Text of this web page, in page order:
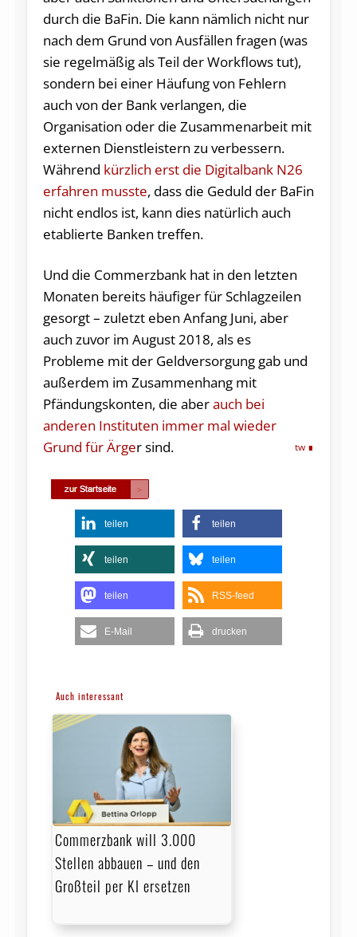
durch die BaFin. Die kann nämlich nicht nur
nach dem Grund von Ausfällen fragen (was
sie regelmäßig als Teil der Workflows tut),
sondern bei einer Häufung von Fehlern
auch von der Bank verlangen, die
Organisation oder die Zusammenarbeit mit
externen Dienstleistern zu verbessern.
Während kürzlich erst die Digitalbank N26
erfahren musste, dass die Geduld der BaFin
nicht endlos ist, kann dies natürlich auch
etablierte Banken treffen.
Und die Commerzbank hat in den letzten
Monaten bereits häufiger für Schlagzeilen
gesorgt – zuletzt eben Anfang Juni, aber
auch zuvor im August 2018, als es
Probleme mit der Geldversorgung gab und
außerdem im Zusammenhang mit
Pfändungskonten, die aberauch bei
anderen Instituten immer mal wieder
Grund für Ärger sind. tw
teilen teilen
teilen teilen
teilen RSS-feed
E-Mail drucken
Auch interessant
Commerzbank will 3.000
Stellen abbauen – und den
Großteil per KI ersetzen